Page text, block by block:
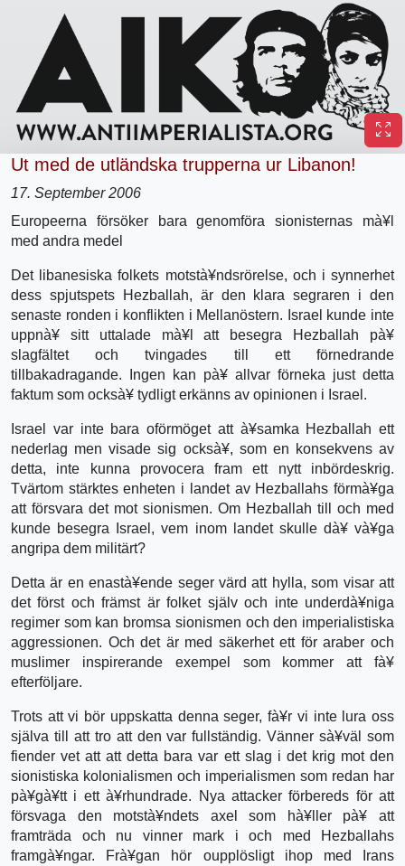
Ut med de utländska trupperna ur Libanon!
17. September 2006
Europeerna försöker bara genomföra sionisternas mà¥l
med andra medel
Det libanesiska folkets motstà¥ndsrörelse, och i synnerhet
dess spjutspets Hezballah, är den klara segraren i den
senaste ronden i konflikten i Mellanöstern. Israel kunde inte
uppnà¥ sitt uttalade mà¥l att besegra Hezballah pà¥
slagfältet och tvingades till ett förnedrande
tillbakadragande. Ingen kan pà¥ allvar förneka just detta
faktum som ocksà¥ tydligt erkänns av opinionen i Israel.
Israel var inte bara oförmöget att à¥samka Hezballah ett
nederlag men visade sig ocksà¥, som en konsekvens av
detta, inte kunna provocera fram ett nytt inbördeskrig.
Tvärtom stärktes enheten i landet av Hezballahs förmà¥ga
att försvara det mot sionismen. Om Hezballah till och med
kunde besegra Israel, vem inom landet skulle dà¥ và¥ga
angripa dem militärt?
Detta är en enastà¥ende seger värd att hylla, som visar att
det först och främst är folket själv och inte underdà¥niga
regimer som kan bromsa sionismen och den imperialistiska
aggressionen. Och det är med säkerhet ett för araber och
muslimer inspirerande exempel som kommer att fà¥
efterföljare.
Trots att vi bör uppskatta denna seger, fà¥r vi inte lura oss
själva till att tro att den var fullständig. Vänner sà¥väl som
fiender vet att att detta bara var ett slag i det krig mot den
sionistiska kolonialismen och imperialismen som redan har
pà¥gà¥tt i ett à¥rhundrade. Nya attacker förbereds för att
försvaga den motstà¥ndets axel som hà¥ller pà¥ att
framträda och nu vinner mark i och med Hezballahs
framgà¥ngar. Frà¥gan hör oupplösligt ihop med Irans